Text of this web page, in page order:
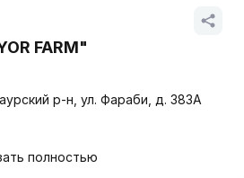
FARM"
р-н, ул. Фараби, д. 383А
полностью